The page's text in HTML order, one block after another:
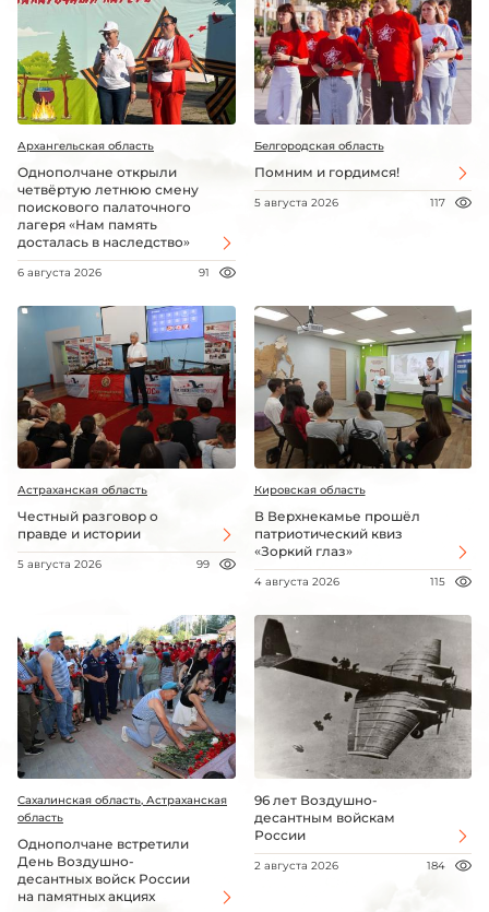
Архангельская область
Однополчане открыли
четвёртую летнюю смену
поискового палаточного
лагеря «Нам память
досталась в наследство»
6 августа 2026 91
Белгородская область
Помним и гордимся!
5 августа 2026 117
Астраханская область
Честный разговор о
правде и истории
5 августа 2026 99
Кировская область
В Верхнекамье прошёл
патриотический квиз
«Зоркий глаз»
4 августа 2026 115
Сахалинская область, Астраханская
область
Однополчане встретили
День Воздушно-
десантных войск России
на памятных акциях
96 лет Воздушно-
десантным войскам
России
2 августа 2026 184